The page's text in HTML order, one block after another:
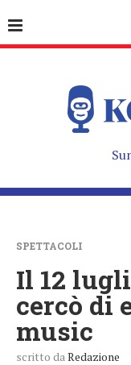
SPETTACOLI
Il 12
cercò di
music
scritto da Redazione